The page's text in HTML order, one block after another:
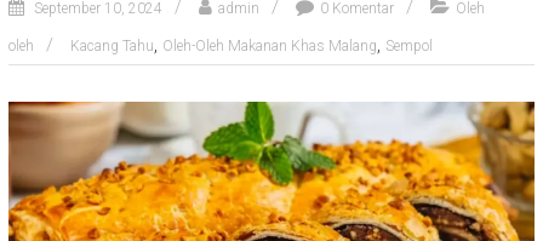
September 10, 2024 admin 0 Komentar Oleh
oleh Kacang Tahu, Oleh-Oleh Makanan Khas Malang, Sempol